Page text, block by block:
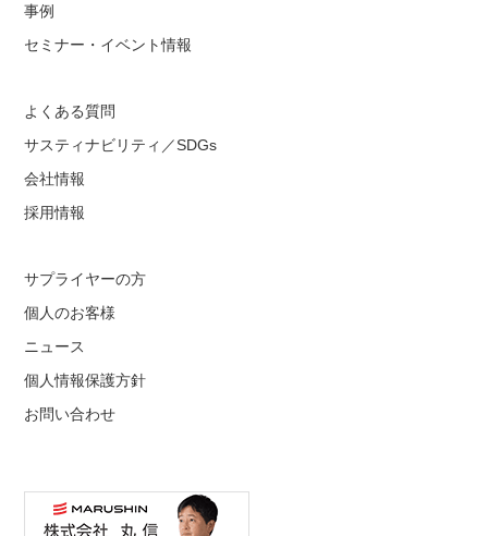
事例
セミナー・イベント情報
よくある質問
サスティナビリティ／SDGs
会社情報
採用情報
サプライヤーの方
個人のお客様
ニュース
個人情報保護方針
お問い合わせ